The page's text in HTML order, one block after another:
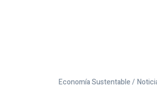
Economía Sustentable /